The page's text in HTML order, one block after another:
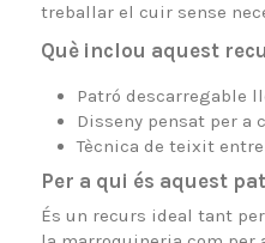
treballar el cuir sense
Què inclou aquest
Patró descarregable
Disseny pensat per a
Tècnica de teixit
Per a qui és aquest
És un recurs ideal tant